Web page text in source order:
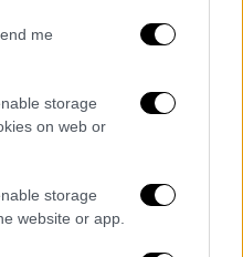
me
storage
on web or
storage
website or app.
Αραβία με την Αλ
τις φανέλες των
και
του κατέκτησε 5